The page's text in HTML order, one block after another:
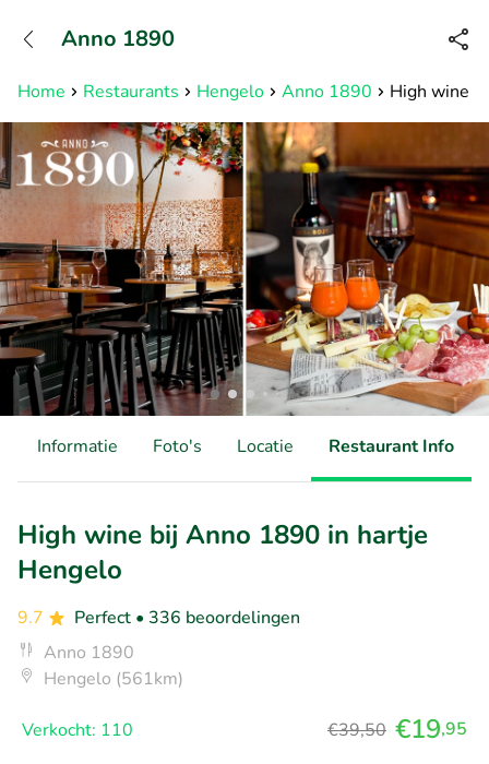
Bereikbaar tot 23:00 uur
Home Restaurants Hengelo Anno 1890 High wine
Anno 1890
Informatie Foto's Locatie Restaurant Info
High wine bij Anno 1890 in hartje
Hengelo
9.7 Perfect • 336 beoordelingen
Anno 1890
Hengelo (561km)
Verkocht: 110 €39,50 €19,95